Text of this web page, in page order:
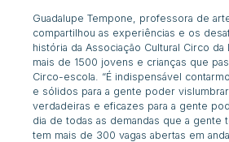
Guadalupe Tempone, professora de
compartilhou as experiências e os
história da Associação Cultural Circo da
mais de 1500 jovens e crianças que
Circo-escola. “É indispensável
e sólidos para a gente poder vislumbrar
verdadeiras e eficazes para a gente
dia de todas as demandas que a gente
tem mais de 300 vagas abertas em